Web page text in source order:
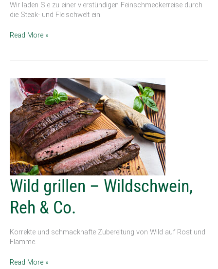
Wir laden Sie zu einer vierstündigen Feinschmeckerreise durch
die Steak- und Fleischwelt ein.
Read More »
Wild grillen – Wildschwein,
Reh & Co.
Korrekte und schmackhafte Zubereitung von Wild auf Rost und
Flamme.
Wild
grillen
–
Wildschwein,
&
Co.
Read More »